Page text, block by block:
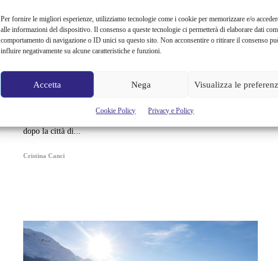
Per fornire le migliori esperienze, utilizziamo tecnologie come i cookie per memorizzare e/o
alle informazioni del dispositivo. Il consenso a queste tecnologie ci permetterà di elaborare dati
comportamento di navigazione o ID unici su questo sito. Non acconsentire o ritirare il consenso
influire negativamente su alcune caratteristiche e funzioni.
Accetta Nega Visualizza le
Cookie Policy Privacy e Policy
DESTINATION: MILANO
AL SECONDO POSTO
abbia un'immagine estremamente positiva in tutto il mondo attraendo
un ampio numero di visitatori e sia particolarmente apprezzata da
svizzeri e americani" Milano città della Moda. Milano città del
Design. Milano città dell'arte. Milano città delle meraviglie
dopo la città di...
Cristina Canci